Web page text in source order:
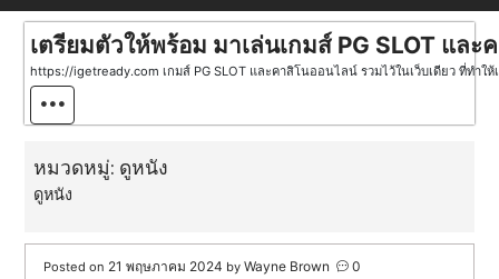
Skip
content
เตรียมตัวให้พร้อม มาเล่นเกมส์ PG SLOT แล
https://igetready.com เกมส์ PG SLOT และคาสิโนออนไลน์ รวมไว้ในเว็บเดียว ที่ทำ
หมวดหมู่: ดูหนัง
ดูหนัง
Posted on 21 พฤษภาคม 2024 byWayne Brown 0